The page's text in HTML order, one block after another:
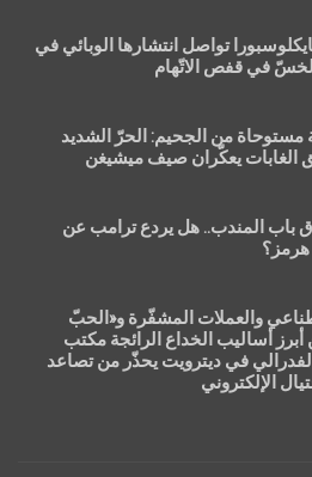
تواصل انتشارها الوبائي في
في قفص الاتّهام
من الجحيم: الحرّ الشديد
الغابات يعكّران صيف ميشيغن
باب المندب.. هل يردع ترامب عن
هرمز؟
والعملات المشفّرة و«الحبّ
أساليب الخداع الرائجة مكتب
في ديترويت يحذّر من تصاعد
الإلكتروني